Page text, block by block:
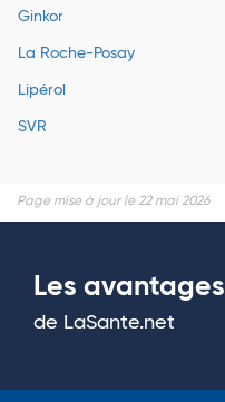
Ginkor
La Roche-Posay
Lipérol
SVR
Page mise à jour le 22 mai 2026
Les avantages
de LaSante.net